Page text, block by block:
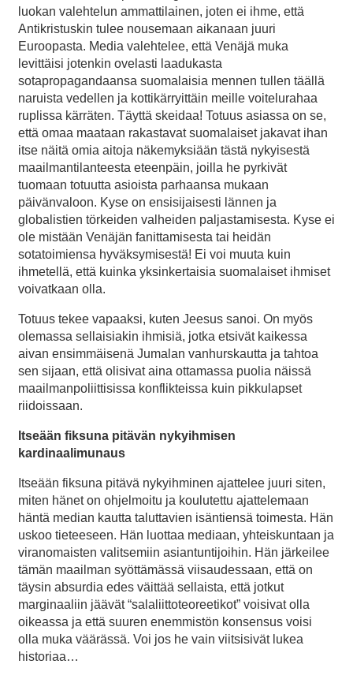
luokan valehtelun ammattilainen, joten ei ihme, että
Antikristuskin tulee nousemaan aikanaan juuri
Euroopasta. Media valehtelee, että Venäjä muka
levittäisi jotenkin ovelasti laadukasta
sotapropagandaansa suomalaisia mennen tullen täällä
naruista vedellen ja kottikärryittäin meille voitelurahaa
ruplissa kärräten. Täyttä skeidaa! Totuus asiassa on se,
että omaa maataan rakastavat suomalaiset jakavat ihan
itse näitä omia aitoja näkemyksiään tästä nykyisestä
maailmantilanteesta eteenpäin, joilla he pyrkivät
tuomaan totuutta asioista parhaansa mukaan
päivänvaloon. Kyse on ensisijaisesti lännen ja
globalistien törkeiden valheiden paljastamisesta. Kyse ei
ole mistään Venäjän fanittamisesta tai heidän
sotatoimiensa hyväksymisestä! Ei voi muuta kuin
ihmetellä, että kuinka yksinkertaisia suomalaiset ihmiset
voivatkaan olla.
Totuus tekee vapaaksi, kuten Jeesus sanoi. On myös
olemassa sellaisiakin ihmisiä, jotka etsivät kaikessa
aivan ensimmäisenä Jumalan vanhurskautta ja tahtoa
sen sijaan, että olisivat aina ottamassa puolia näissä
maailmanpoliittisissa konflikteissa kuin pikkulapset
riidoissaan.
Itseään fiksuna pitävän nykyihmisen
kardinaalimunaus
Itseään fiksuna pitävä nykyihminen ajattelee juuri siten,
miten hänet on ohjelmoitu ja koulutettu ajattelemaan
häntä median kautta taluttavien isäntiensä toimesta. Hän
uskoo tieteeseen. Hän luottaa mediaan, yhteiskuntaan ja
viranomaisten valitsemiin asiantuntijoihin. Hän järkeilee
tämän maailman syöttämässä viisaudessaan, että on
täysin absurdia edes väittää sellaista, että jotkut
marginaaliin jäävät “salaliittoteoreetikot” voisivat olla
oikeassa ja että suuren enemmistön konsensus voisi
olla muka väärässä. Voi jos he vain viitsisivät lukea
historiaa…